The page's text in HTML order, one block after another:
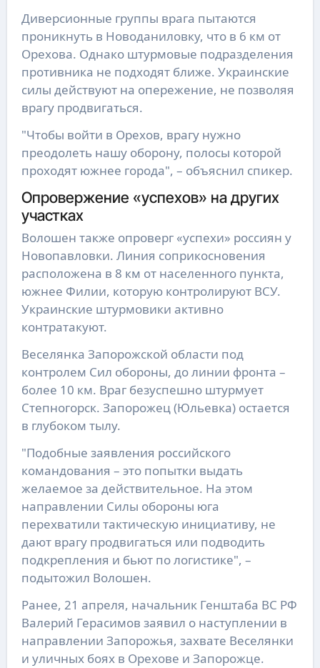
Диверсионные группы врага пытаются
проникнуть в Новоданиловку, что в 6 км от
Орехова. Однако штурмовые подразделения
противника не подходят ближе. Украинские
силы действуют на опережение, не позволяя
врагу продвигаться.
"Чтобы войти в Орехов, врагу нужно
преодолеть нашу оборону, полосы которой
проходят южнее города", – объяснил спикер.
Опровержение «успехов» на других
участках
Волошен также опроверг «успехи» россиян у
Новопавловки. Линия соприкосновения
расположена в 8 км от населенного пункта,
южнее Филии, которую контролируют ВСУ.
Украинские штурмовики активно
контратакуют.
Веселянка Запорожской области под
контролем Сил обороны, до линии фронта –
более 10 км. Враг безуспешно штурмует
Степногорск. Запорожец (Юльевка) остается
в глубоком тылу.
"Подобные заявления российского
командования – это попытки выдать
желаемое за действительное. На этом
направлении Силы обороны юга
перехватили тактическую инициативу, не
дают врагу продвигаться или подводить
подкрепления и бьют по логистике", –
подытожил Волошен.
Ранее, 21 апреля, начальник Генштаба ВС РФ
Валерий Герасимов заявил о наступлении в
направлении Запорожья, захвате Веселянки
и уличных боях в Орехове и Запорожце.